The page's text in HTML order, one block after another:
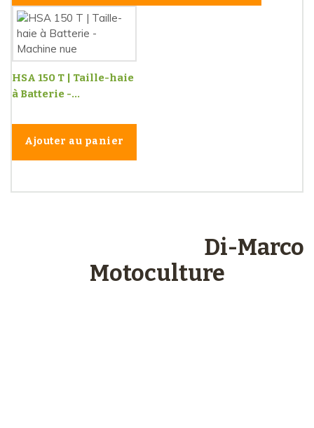
HSA 150 T | Taille-haie
à Batterie -...
Ajouter au panier
Di-Marco
Motoculture